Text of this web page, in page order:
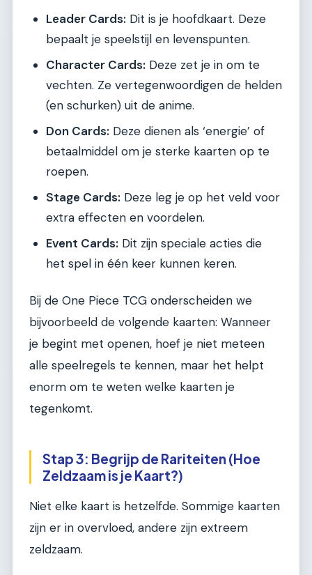
Leader Cards: Dit is je hoofdkaart. Deze
bepaalt je speelstijl en levenspunten.
Character Cards: Deze zet je in om te
vechten. Ze vertegenwoordigen de helden
(en schurken) uit de anime.
Don Cards: Deze dienen als ‘energie’ of
betaalmiddel om je sterke kaarten op te
roepen.
Stage Cards: Deze leg je op het veld voor
extra effecten en voordelen.
Event Cards: Dit zijn speciale acties die
het spel in één keer kunnen keren.
Bij de One Piece TCG onderscheiden we
bijvoorbeeld de volgende kaarten: Wanneer
je begint met openen, hoef je niet meteen
alle speelregels te kennen, maar het helpt
enorm om te weten welke kaarten je
tegenkomt.
Stap 3: Begrijp de Rariteiten (Hoe
Zeldzaam is je Kaart?)
Niet elke kaart is hetzelfde. Sommige kaarten
zijn er in overvloed, andere zijn extreem
zeldzaam.